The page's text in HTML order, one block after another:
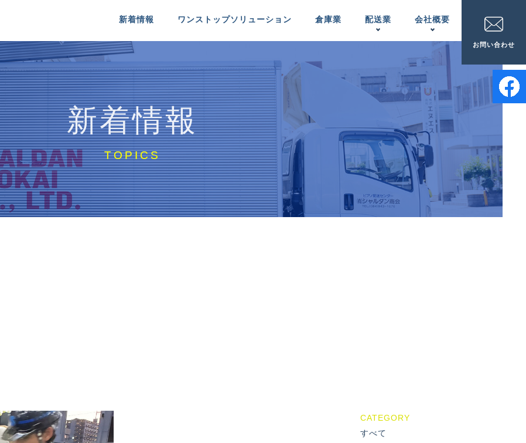
新着情報 ワンストップソリューション 倉庫業 配送業
医療機器配送
APPLIANCES
特殊物配送
SPECIAL PACKAGE
ピアノの配置＆
メンテナンス
INSTALLATION ＆
MAINTENANCE
会社概要
るシャルダン商会
INFO
シャルダン商会について
COMPANY IDENTITY
LOCATIONS
リクルート
MESSAGE ＆ RECRUIT
お問い合わせ
新着情報
CATEGORY
すべて